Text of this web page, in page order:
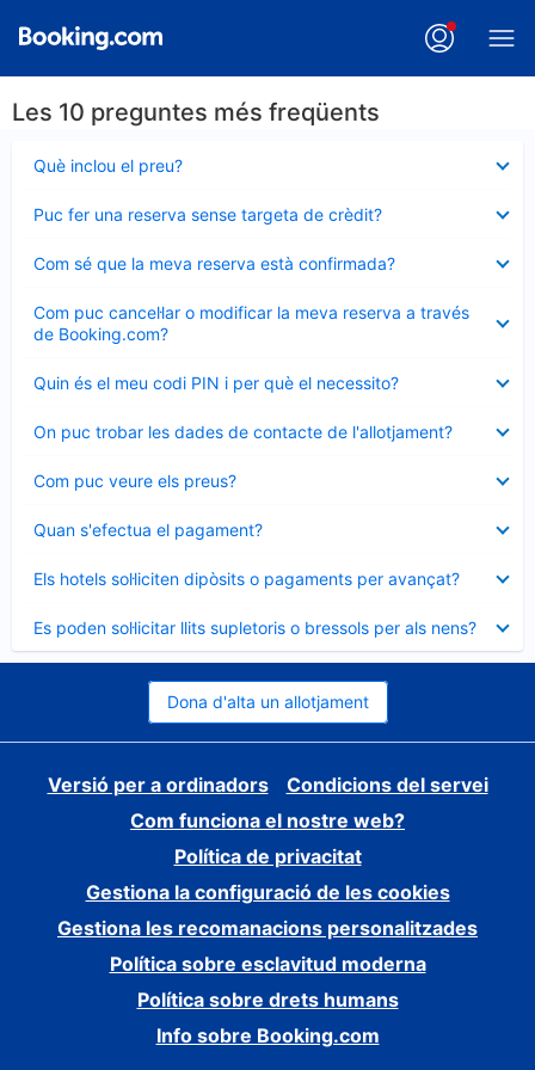
Les 10 preguntes més freqüents
Què inclou el preu?
tancat
Puc fer una reserva sense targeta de crèdit?
tancat
Com sé que la meva reserva està confirmada?
tancat
Com puc cancel·lar o modificar la meva reserva a través
de Booking.com?
tancat
Quin és el meu codi PIN i per què el necessito?
tancat
On puc trobar les dades de contacte de l'allotjament?
tancat
Com puc veure els preus?
tancat
Quan s'efectua el pagament?
tancat
Els hotels sol·liciten dipòsits o pagaments per avançat?
tancat
Es poden sol·licitar llits supletoris o bressols per als nens?
tancat
Dona d'alta un allotjament
Versió per a ordinadors
Condicions del servei
Com funciona el nostre web?
Política de privacitat
Gestiona la configuració de les cookies
Gestiona les recomanacions personalitzades
Política sobre esclavitud moderna
Política sobre drets humans
Info sobre Booking.com